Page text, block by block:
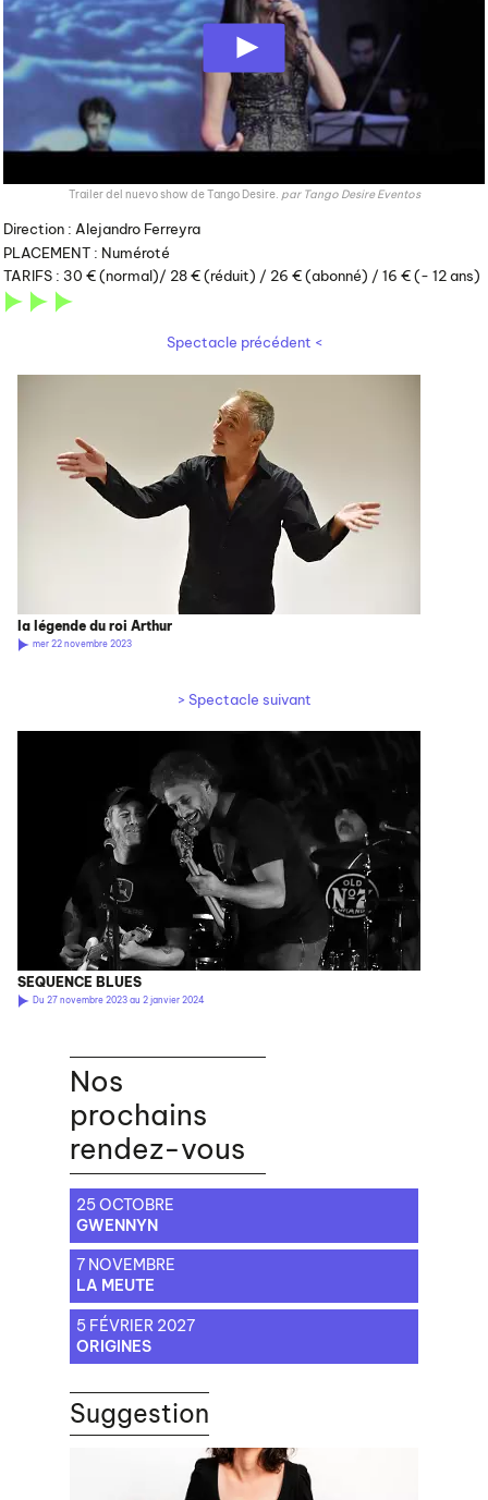
Trailer del nuevo show de Tango Desire. par Tango Desire Eventos
Direction : Alejandro Ferreyra
PLACEMENT : Numéroté
TARIFS : 30 € (normal)/ 28 € (réduit) / 26 € (abonné) / 16 € (- 12 ans)
Spectacle précédent <
la légende du roi Arthur
mer 22 novembre 2023
> Spectacle suivant
SEQUENCE BLUES
Du 27 novembre 2023 au 2 janvier 2024
Nos
prochains
rendez-vous
25 OCTOBRE
GWENNYN
7 NOVEMBRE
LA MEUTE
5 FÉVRIER 2027
ORIGINES
Suggestion